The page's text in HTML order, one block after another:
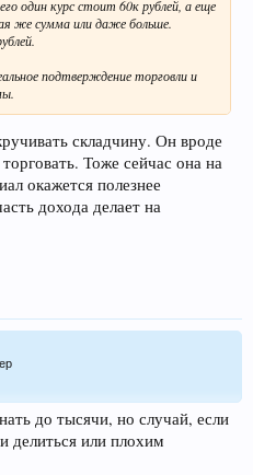
один курс стоит 60к рублей, а еще
же сумма или даже больше.
подтверждение торговли и
складчину. Он вроде
Тоже сейчас она на
окажется полезнее
дохода делает на
до тысячи, но случай, если
делиться или плохим